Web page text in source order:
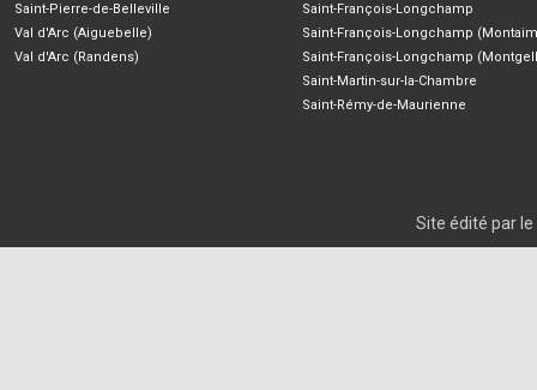
Saint-Pierre-de-Belleville
Val d'Arc (Aiguebelle)
Val d'Arc (Randens)
Saint-François-Longchamp
Saint-François-Longchamp
Saint-François-Longchamp
Saint-Martin-sur-la-Chambre
Saint-Rémy-de-Maurienne
Site édité par